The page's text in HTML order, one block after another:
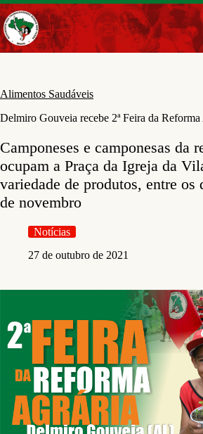
Pular
para
o
conteúdo
Alimentos Saudáveis
Delmiro Gouveia recebe 2ª Feira da
Camponeses e camponesas da
ocupam a Praça da Igreja da
variedade de produtos, entre os
de novembro
Notícias
27 de outubro de 2021